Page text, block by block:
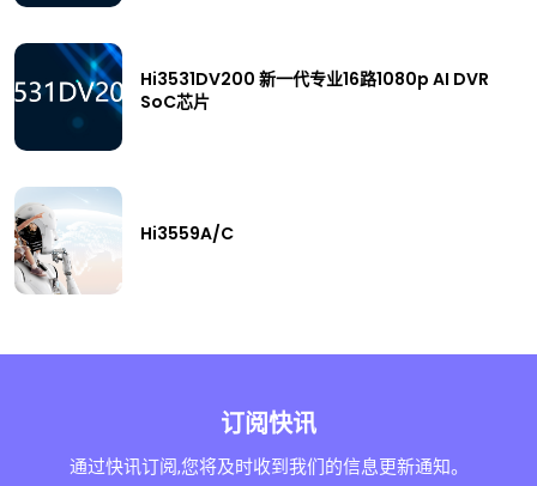
Hi3531DV200 新一代专业16路1080p AI DVR
SoC芯片
Hi3559A/C
订阅快讯
通过快讯订阅,您将及时收到我们的信息更新通知。